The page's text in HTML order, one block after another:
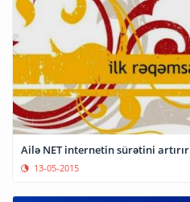
Ailə NET internetin sürətini artırır
13-05-2015